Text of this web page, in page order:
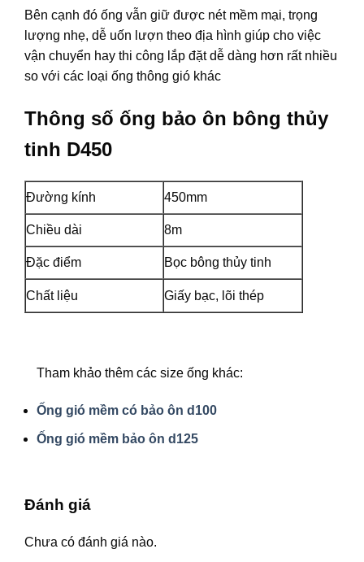
Bên cạnh đó ống vẫn giữ được nét mềm mại, trọng
lượng nhẹ, dễ uốn lượn theo địa hình giúp cho việc
vận chuyển hay thi công lắp đặt dễ dàng hơn rất nhiều
so với các loại ống thông gió khác
Thông số ống bảo ôn bông thủy
tinh D450
Đường kính 450mm
Chiều dài 8m
Đặc điểm Bọc bông thủy tinh
Chất liệu Giấy bạc, lõi thép
Tham khảo thêm các size ống khác:
Ống gió mềm có bảo ôn d100
Ống gió mềm bảo ôn d125
Đánh giá
Chưa có đánh giá nào.